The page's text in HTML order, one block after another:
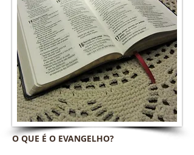
O QUE É O EVANGELHO?